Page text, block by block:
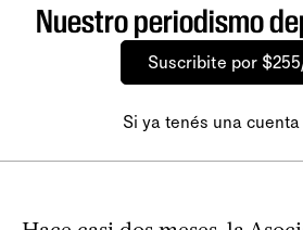
Nuestro periodismo
Suscribite por
Si ya tenés una cuenta